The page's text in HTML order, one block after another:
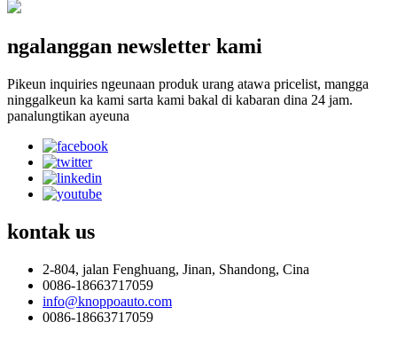
ngalanggan newsletter kami
Pikeun inquiries ngeunaan produk urang atawa pricelist, mangga
ninggalkeun ka kami sarta kami bakal di kabaran dina 24 jam.
panalungtikan ayeuna
kontak us
2-804, jalan Fenghuang, Jinan, Shandong, Cina
0086-18663717059
info@knoppoauto.com
0086-18663717059